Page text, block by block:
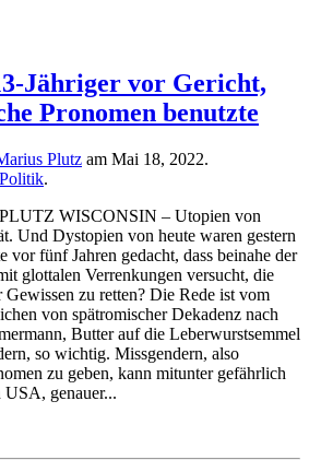
Jähriger vor Gericht,
Pronomen benutzte
Plutz am Mai 18, 2022.
Politik.
WISCONSIN – Utopien von
Und Dystopien von heute waren gestern
vor fünf Jahren gedacht, dass beinahe der
glottalen Verrenkungen versucht, die
zu retten? Die Rede ist vom
von spätromischer Dekadenz nach
Butter auf die Leberwurstsemmel
so wichtig. Missgendern, also
zu geben, kann mitunter gefährlich
USA, genauer...